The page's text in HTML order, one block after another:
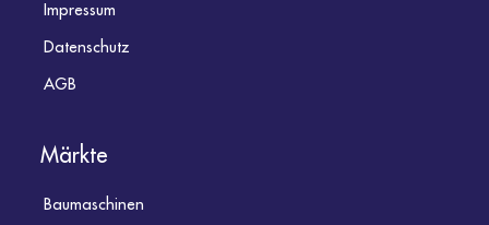
Impressum
Datenschutz
AGB
Märkte
Baumaschinen